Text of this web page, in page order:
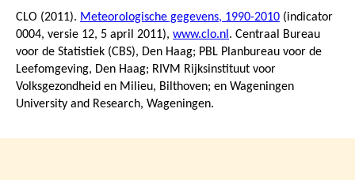
CLO (2011). Meteorologische gegevens, 1990-2010 (indicator
0004, versie 12, 5 april 2011), www.clo.nl . Centraal Bureau
voor de Statistiek (CBS), Den Haag; PBL Planbureau voor de
Leefomgeving, Den Haag; RIVM Rijksinstituut voor
Volksgezondheid en Milieu, Bilthoven; en Wageningen
University and Research, Wageningen.